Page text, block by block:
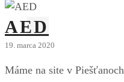
AED
19. marca 2020
Máme na site v